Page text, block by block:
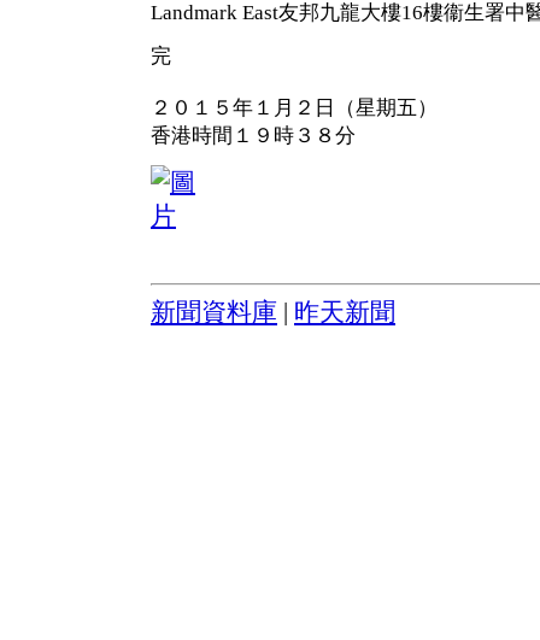
Landmark East友邦九龍大樓16樓衞生署中
完
２０１５年１月２日（星期五）
香港時間１９時３８分
新聞資料庫 昨天新聞